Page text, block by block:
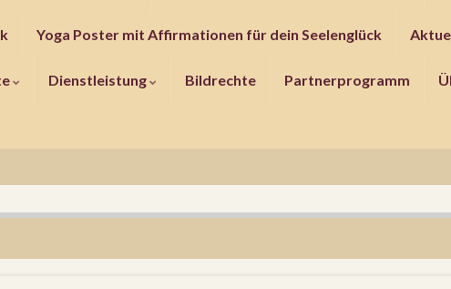
Yoga Poster mit Affirmationen für dein Seelenglück
Dienstleistung Bildrechte Partnerprogramm